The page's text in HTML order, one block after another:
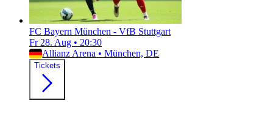
FC Bayern München - VfB Stuttgart
Fr 28. Aug • 20:30
Allianz Arena • München, DE
Tickets